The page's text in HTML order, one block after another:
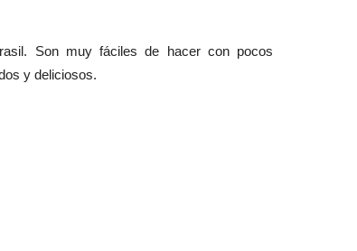
Son muy fáciles de hacer con pocos
y deliciosos.